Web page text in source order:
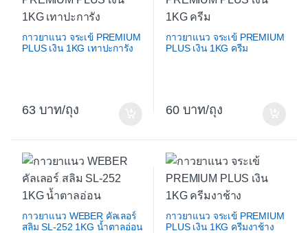
กาวยาแนว จระเข้ PREMIUM
PLUS เงิน 1KG เทาปะการัง
63 /ถุง
กาวยาแนว จระเข้ PREMIUM
PLUS เงิน 1KG ครีม
60 /ถุง
กาวยาแนว WEBER คัลเลอร์
สลิม SL-252 1KG น้ำตาลอ่อน
กาวยาแนว จระเข้ PREMIUM
PLUS เงิน 1KG ครีมงาช้าง